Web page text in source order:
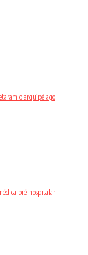
o arquipélago
pré-hospitalar